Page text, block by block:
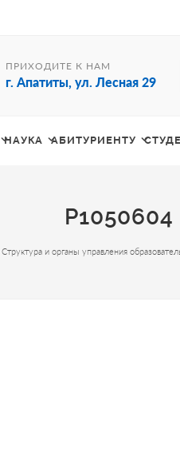
ПРИХОДИТЕ К НАМ
г. Апатиты, ул. Лесная 29
НАУКА АБИТУРИЕНТУ
P1050604
Структура и органы управления